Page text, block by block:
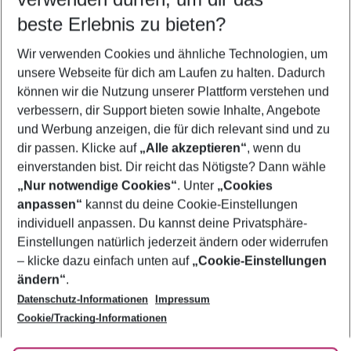
5-8 Nächte
2 Erwachsene Keine Kinder
Mehr Filter anzeigen
Footer
Footer navigation
Über uns
AGB
Bestpreisgarantie
Cookie-Einstellungen ändern
Cookie-Richtlinie
Agenturbetreuung
Barrierefreies Reisen
Folge uns
beste Erlebnis zu bieten?
Wir verwenden Cookies und ähnliche Technologien, um
unsere Webseite für dich am Laufen zu halten. Dadurch
können wir die Nutzung unserer Plattform verstehen und
verbessern, dir Support bieten sowie Inhalte, Angebote
und Werbung anzeigen, die für dich relevant sind und zu
dir passen. Klicke auf „Alle akzeptieren“, wenn du
einverstanden bist. Dir reicht das Nötigste? Dann wähle
„Nur notwendige Cookies“. Unter „Cookies
anpassen“ kannst du deine Cookie-Einstellungen
individuell anpassen. Du kannst deine Privatsphäre-
Einstellungen natürlich jederzeit ändern oder widerrufen
– klicke dazu einfach unten auf „Cookie-Einstellungen
ändern“.
Datenschutz-Informationen
Impressum
Cookie/Tracking-Informationen